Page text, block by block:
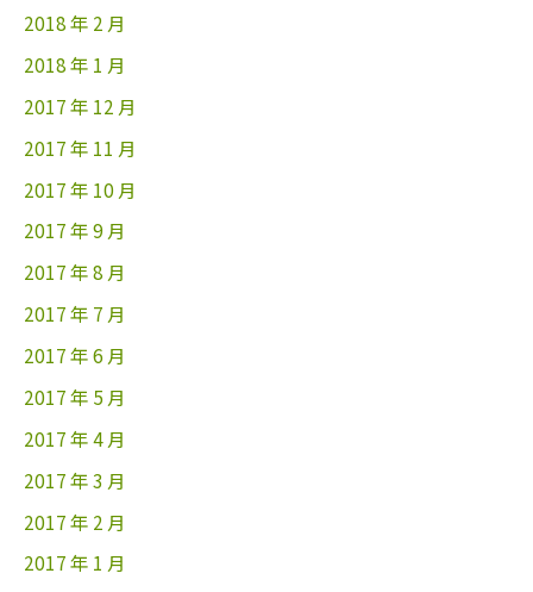
2018 年 2 月
2018 年 1 月
2017 年 12 月
2017 年 11 月
2017 年 10 月
2017 年 9 月
2017 年 8 月
2017 年 7 月
2017 年 6 月
2017 年 5 月
2017 年 4 月
2017 年 3 月
2017 年 2 月
2017 年 1 月